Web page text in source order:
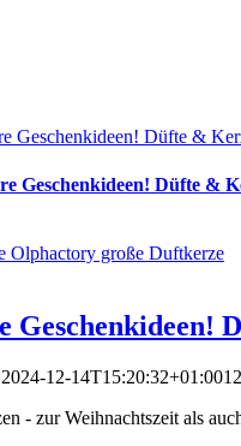
Geschenkideen! Düfte &
Geschenkideen! Düfte &
2024-12-14T15:20:32+01:00
- zur Weihnachtszeit als